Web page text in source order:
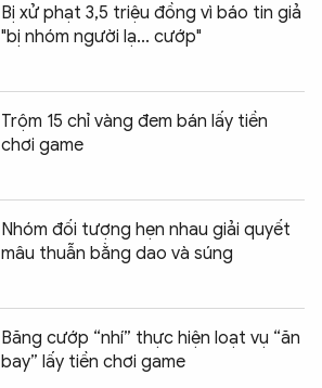
Bị xử phạt 3,5 triệu đồng vì báo tin giả
"bị nhóm người lạ... cướp"
Trộm 15 chỉ vàng đem bán lấy tiền
chơi game
Nhóm đối tượng hẹn nhau giải quyết
mâu thuẫn bằng dao và súng
Băng cướp “nhí” thực hiện loạt vụ “ăn
bay” lấy tiền chơi game